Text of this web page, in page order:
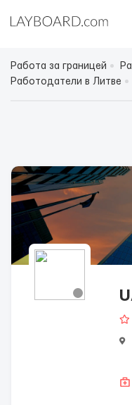
Работа за границей
Работодатели в Литве